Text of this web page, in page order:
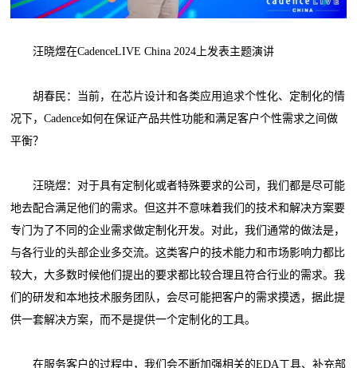
汪晓煜在CadenceLIVE China 2024上发表主题演讲
胡春民：当前，在芯片设计和各类应用追求个性化、定制化的情
况下，Cadence如何在保证产品共性功能和满足客户个性需求之间做
平衡？
汪晓煜：对于具有定制化或者特殊要求的公司，我们都是尽可能
地去配合满足他们的需求。但这并不意味着我们的技术和解决方案要
专门为了不同的企业需求做定制化开发。对此，我们通常的做法是，
与各行业的头部企业多交流。这类客户的技术能力和市场影响力都比
较大，大多数时候他们提出的要求都比较合理且符合行业的需求。我
们的研发和本地技术服务团队，会尽可能把客户的需求摸透，据此提
供一套解决方案，而不是提供一个定制化的工具。
在服务客户的过程中，我们会不断加强相关的EDA工具、补充部